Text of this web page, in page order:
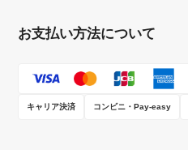
お支払い方法について
キャリア決済 コンビニ・Pay-easy